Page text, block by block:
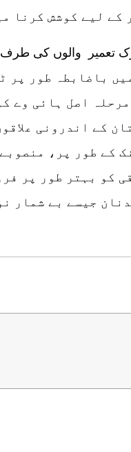
کے لیے کوشش کرنا
تعمیر والوں کی
قراقرم ہائی وے کو 1978 میں
اصل ہائی وے
کے اندرونی
کے طور پر،
کو بہتر طور پر
جیسے بے شمار